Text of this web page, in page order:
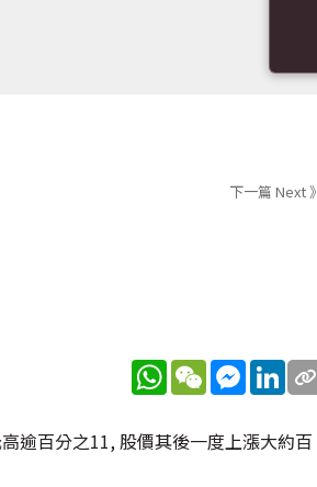
下一篇 Next 》
WhatsApp
WeChat
逾百分之11, 股價其後一度上漲大約百